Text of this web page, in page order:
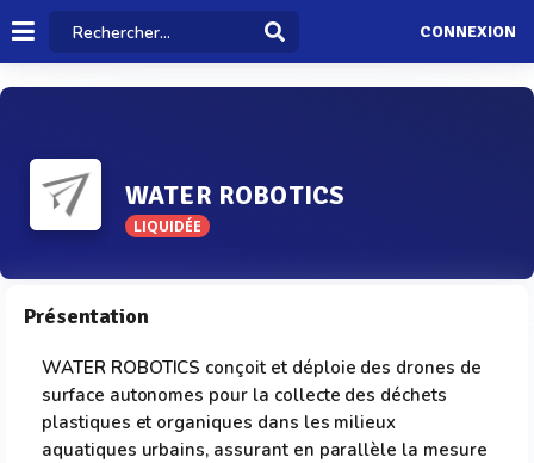
CONNEXION
WATER ROBOTICS
LIQUIDÉE
Présentation
WATER ROBOTICS conçoit et déploie des drones de
surface autonomes pour la collecte des déchets
plastiques et organiques dans les milieux
aquatiques urbains, assurant en parallèle la mesure